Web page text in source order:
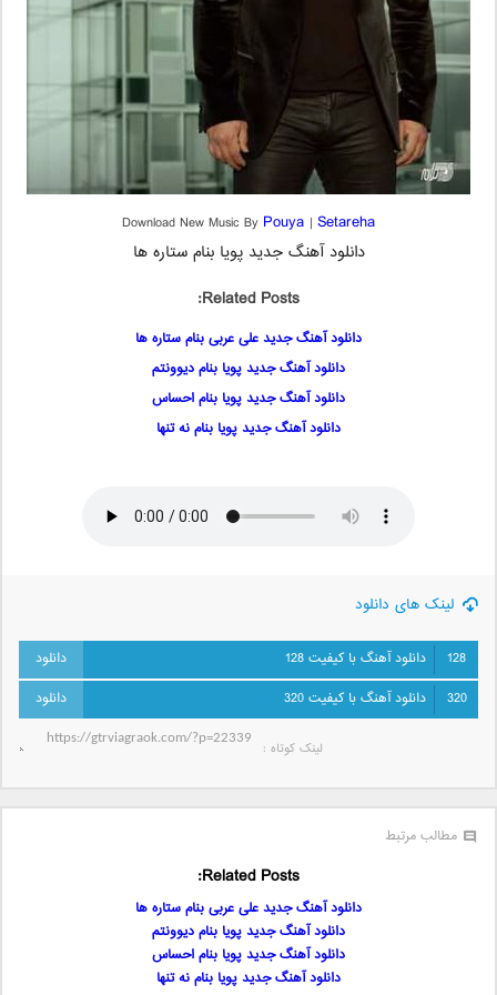
Download New Music By Pouya | Setareha
دانلود آهنگ جدید پویا بنام ستاره ها
Related Posts:
دانلود آهنگ جدید علی عربی بنام ستاره ها
دانلود آهنگ جدید پویا بنام دیوونتم
دانلود آهنگ جدید پویا بنام احساس
دانلود آهنگ جدید پویا بنام نه تنها
لینک های دانلود
128
دانلود آهنگ با کیفیت 128
320
دانلود آهنگ با کیفیت 320
لینک کوتاه‌ :
مطالب مرتبط
Related Posts:
دانلود آهنگ جدید علی عربی بنام ستاره ها
دانلود آهنگ جدید پویا بنام دیوونتم
دانلود آهنگ جدید پویا بنام احساس
دانلود آهنگ جدید پویا بنام نه تنها